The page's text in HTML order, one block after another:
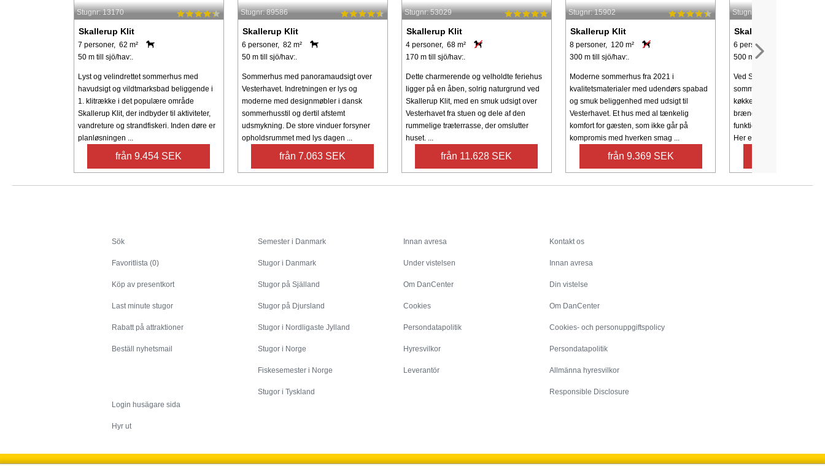
Stugnr: 13170
Skallerup Klit
7 personer, 62 m²
50 m till sjö/hav:.
Lyst og velindrettet sommerhus med
havudsigt og vildtmarksbad beliggende i
1. klitrække i det populære område
Skallerup Klit, der indbyder til aktiviteter,
vandreture og strandfiskeri. Inden døre er
planløsningen ...
från 9.454 SEK
Stugnr: 89586
Skallerup Klit
6 personer, 82 m²
50 m till sjö/hav:.
Sommerhus med panoramaudsigt over
Vesterhavet. Indretningen er lys og
moderne med designmøbler i dansk
sommerhusstil og dertil afstemt
udsmykning. De store vinduer forsyner
opholdsrummet med lys dagen ...
från 7.063 SEK
Stugnr: 53029
Skallerup Klit
4 personer, 68 m²
170 m till sjö/hav:.
Dette charmerende og velholdte feriehus
ligger på en åben, solrig naturgrund ved
Skallerup Klit, med en smuk udsigt over
Vesterhavet fra stuen og dele af den
rummelige træterrasse, der omslutter
huset. ...
från 11.628 SEK
Stugnr: 15902
Skallerup Klit
8 personer, 120 m²
300 m till sjö/hav:.
Moderne sommerhus fra 2021 i
kvalitetsmaterialer med udendørs spabad
og smuk beliggenhed med udsigt til
Vesterhavet. Et hus med al tænkelig
komfort for gæsten, som ikke går på
kompromis med hverken smag ...
från 9.369 SEK
Stugnr: 57172
Skallerup Klit
6 personer, 63 m²
500 m till sjö/hav:.
Ved Skallerup Klit finder I
sommerhus med et stort,
køkken/alrum med både
brændeovn.
funktionelt køkken samt en
Her er der god plads til ...
Sök
Favoritlista (0)
Köp av presentkort
Last minute stugor
Rabatt på attraktioner
Beställ nyhetsmail
Login husägare sida
Hyr ut
Semester i Danmark
Stugor i Danmark
Stugor på Själland
Stugor på Djursland
Stugor i Nordligaste Jylland
Stugor i Norge
Fiskesemester i Norge
Stugor i Tyskland
Innan avresa
Under vistelsen
Om DanCenter
Cookies
Persondatapolitik
Hyresvilkor
Leverantör
Kontakt os
Innan avresa
Din vistelse
Om DanCenter
Cookies- och personuppgiftspolicy
Persondatapolitik
Allmänna hyresvilkor
Responsible Disclosure